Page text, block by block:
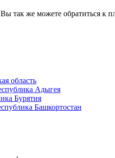
же можете обратиться к
область
Адыгея
Бурятия
Башкортостан